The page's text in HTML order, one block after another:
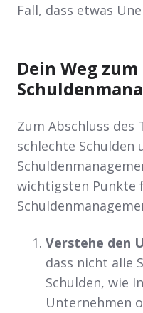
Fall, dass etwas
Dein Weg
Zum Abschluss des
schlechte Schulden
wichtigsten Punkte
Verstehe den
dass nicht alle
Schulden, wie
Unternehmen